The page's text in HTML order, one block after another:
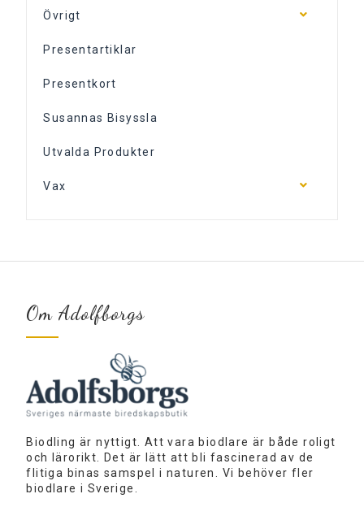
Övrigt
Presentartiklar
Presentkort
Susannas Bisyssla
Utvalda Produkter
Vax
Om Adolfborgs
Biodling är nyttigt. Att vara biodlare är både roligt
och lärorikt. Det är lätt att bli fascinerad av de
flitiga binas samspel i naturen. Vi behöver fler
biodlare i Sverige.